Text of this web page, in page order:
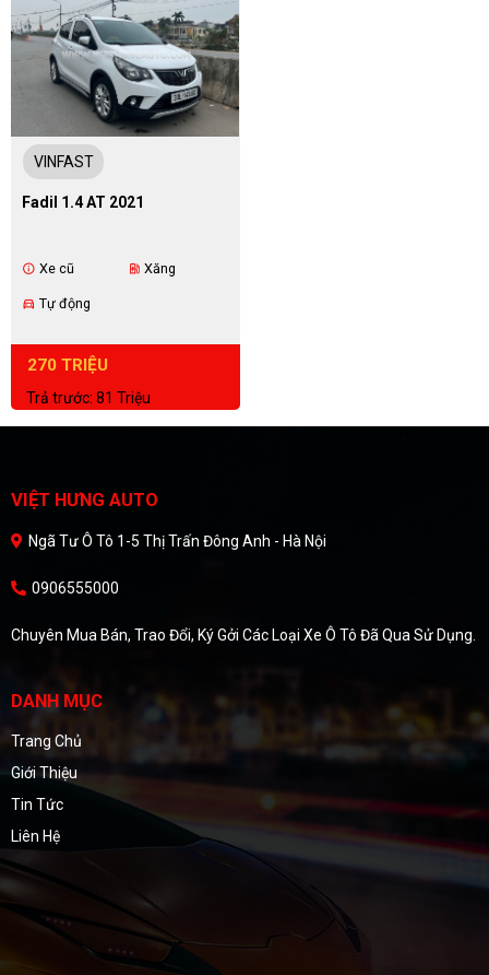
VINFAST
Fadil 1.4 AT 2021
info Xe cũ ev_station Xăng
directions_car Tự động
270 TRIỆU
Trả trước: 81 Triệu
VIỆT HƯNG AUTO
Ngã Tư Ô Tô 1-5 Thị Trấn Đông Anh - Hà Nội
0906555000
Chuyên Mua Bán, Trao Đổi, Ký Gởi Các Loại Xe Ô Tô Đã Qua Sử Dụng.
DANH MỤC
Trang Chủ
Giới Thiệu
Tin Tức
Liên Hệ